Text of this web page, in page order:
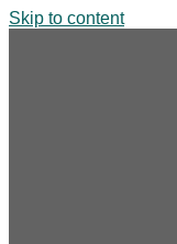
Skip to content